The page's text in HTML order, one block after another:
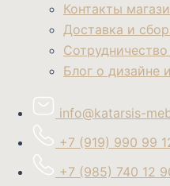
Контакты
Доставка и
Блог о дизайне
info@katarsis-
+7 (919) 990 99
+7 (985) 740 12